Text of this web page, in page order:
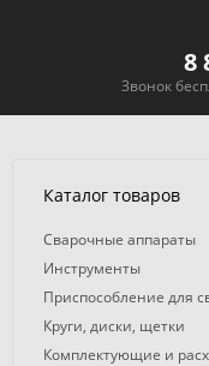
8
Звонок
Каталог товаров
Сварочные аппараты
Инструменты
Приспособление для
Круги, диски, щетки
Комплектующие и